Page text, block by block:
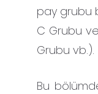
pay grubu
C Grubu
Grubu vb.).
Bu